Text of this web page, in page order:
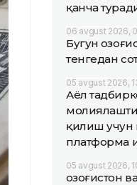
қанча
06 avgust 2026,
Бугун
тенгедан
05 avgust 2026,
Аёл
қилиш учун
платформа
05 avgust 2026,
Қозоғистон